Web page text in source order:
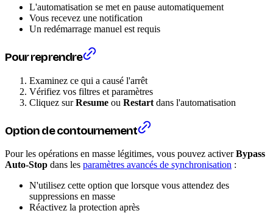
L'automatisation se met en pause automatiquement
Vous recevez une notification
Un redémarrage manuel est requis
Pour reprendre
Examinez ce qui a causé l'arrêt
Vérifiez vos filtres et paramètres
Cliquez surResume ou Restart dans l'automatisation
Option de contournement
Pour les opérations en masse légitimes, vous pouvez activerBypass
Auto-Stop dans les paramètres avancés de synchronisation :
N'utilisez cette option que lorsque vous attendez des
suppressions en masse
Réactivez la protection après